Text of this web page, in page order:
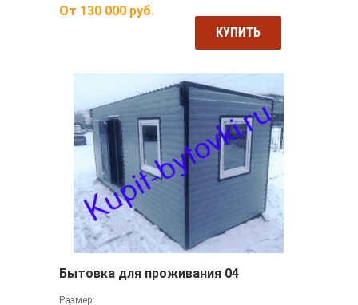
От 130 000 руб.
КУПИТЬ
Бытовка для проживания 04
Размер: